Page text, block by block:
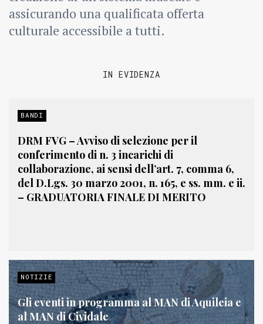
assicurando una qualificata offerta
culturale accessibile a tutti.
IN EVIDENZA
BANDI
DRM FVG – Avviso di selezione per il
conferimento di n. 3 incarichi di
collaborazione, ai sensi dell’art. 7, comma 6,
del D.Lgs. 30 marzo 2001, n. 165, e ss. mm. e ii.
– GRADUATORIA FINALE DI MERITO
NOTIZIE
Gli eventi in programma al MAN di Aquileia e
al MAN di Cividale